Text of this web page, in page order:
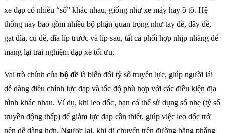
xe đạp có nhiều “số” khác nhau, giống như xe máy hay ô tô. Hệ
thống này bao gồm nhiều bộ phận quan trọng như tay đề, dây đề,
gạt đĩa, củ đề, đĩa líp trước và líp sau, tất cả phối hợp nhịp nhàng để
mang lại trải nghiệm đạp xe tối ưu.
Vai trò chính của bộ đề là biến đổi tỷ số truyền lực, giúp người lái
dễ dàng điều chỉnh lực đạp và tốc độ phù hợp với các điều kiện địa
hình khác nhau. Ví dụ, khi leo dốc, bạn có thể sử dụng số nhẹ (tỷ số
truyền động thấp) để giảm lực đạp cần thiết, giúp việc leo dốc trở
nên dễ dàng hơn. Ngược lại, khi di chuyển trên đường bằng phẳng